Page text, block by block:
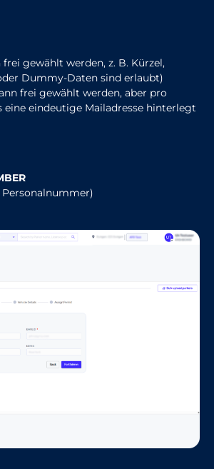
frei gewählt werden, z. B. Kürzel,
Dummy-Daten sind erlaubt)
frei gewählt werden, aber pro
eine eindeutige Mailadresse hinterlegt
Personalnummer)